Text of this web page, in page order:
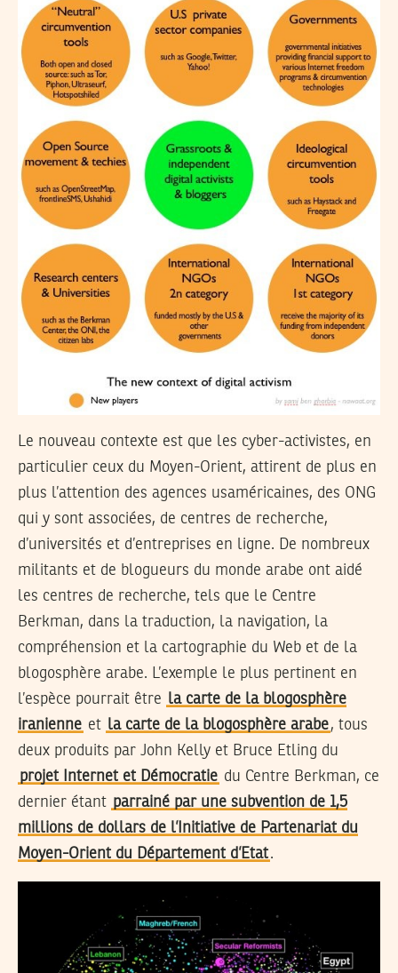
Le nouveau contexte est que les cyber-activistes, en
particulier ceux du Moyen-Orient, attirent de plus en
plus l’attention des agences usaméricaines, des ONG
qui y sont associées, de centres de recherche,
d’universités et d’entreprises en ligne. De nombreux
militants et de blogueurs du monde arabe ont aidé
les centres de recherche, tels que le Centre
Berkman, dans la traduction, la navigation, la
compréhension et la cartographie du Web et de la
blogosphère arabe. L’exemple le plus pertinent en
l’espèce pourrait être la carte de la blogosphère
iranienne et la carte de la blogosphère arabe, tous
deux produits par John Kelly et Bruce Etling du
projet Internet et Démocratie du Centre Berkman, ce
dernier étant parrainé par une subvention de 1,5
millions de dollars de l’Initiative de Partenariat du
Moyen-Orient du Département d’Etat.